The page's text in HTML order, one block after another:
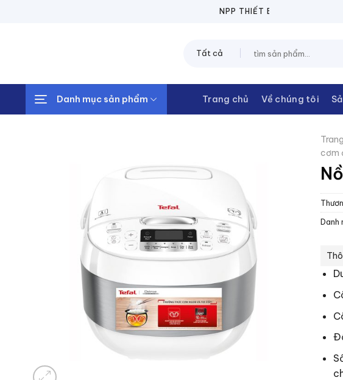
NPP THIẾT BỊ ĐIỆN THANH CHÂU
kiếm:
Danh mục sản phẩm Trang chủ Về chúng tôi
cơm
Danh